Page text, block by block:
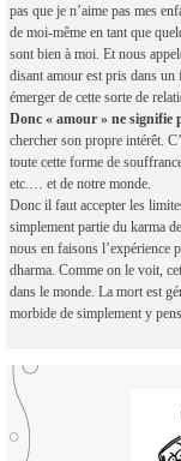
pas que je n’aime pas mes
de moi-même en tant que
sont bien à moi. Et nous
disant amour est pris dans un
émerger de cette sorte de
Donc « amour » ne signifie
chercher son propre intérêt.
toute cette forme de
etc.… et de notre monde.
Donc il faut accepter les
simplement partie du karma
nous en faisons l’expérience
dharma. Comme on le voit,
dans le monde. La mort est
morbide de simplement y